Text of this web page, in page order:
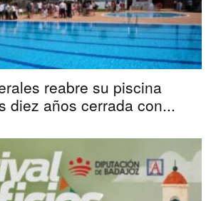
reabre su piscina
diez años cerrada con...